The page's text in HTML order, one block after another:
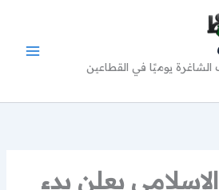
يوميًا في القطاعين
يعلن بدء